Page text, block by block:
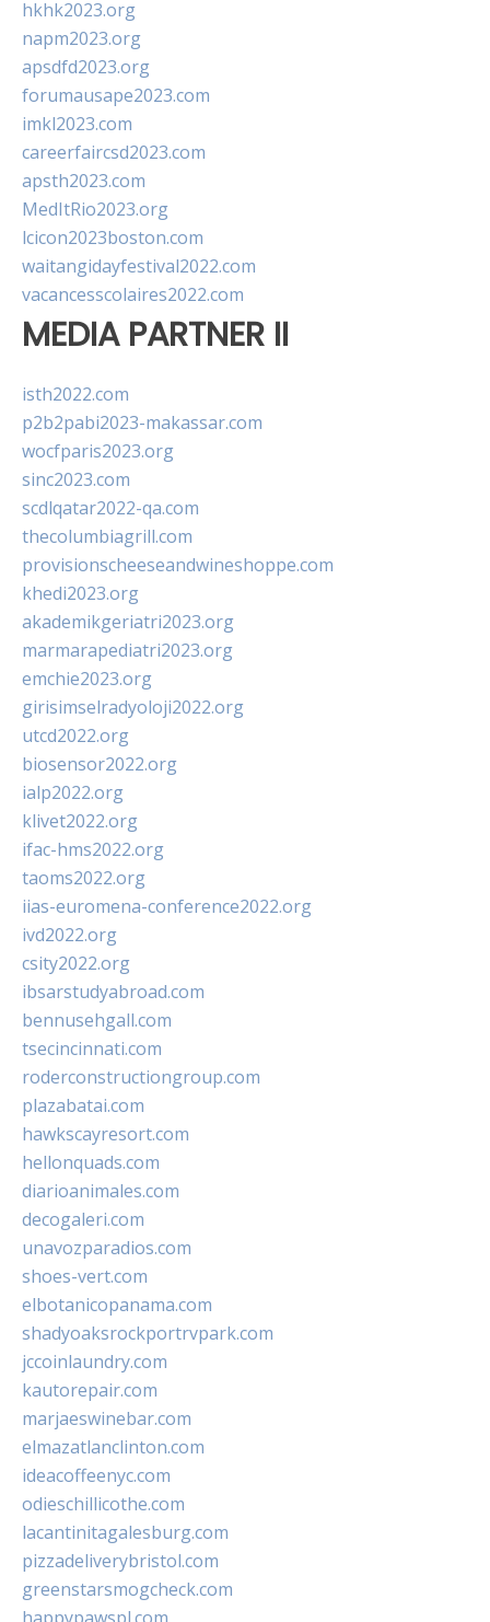
hkhk2023.org
napm2023.org
apsdfd2023.org
forumausape2023.com
imkl2023.com
careerfaircsd2023.com
apsth2023.com
MedItRio2023.org
lcicon2023boston.com
waitangidayfestival2022.com
vacancesscolaires2022.com
MEDIA PARTNER II
isth2022.com
p2b2pabi2023-makassar.com
wocfparis2023.org
sinc2023.com
scdlqatar2022-qa.com
thecolumbiagrill.com
provisionscheeseandwineshoppe.com
khedi2023.org
akademikgeriatri2023.org
marmarapediatri2023.org
emchie2023.org
girisimselradyoloji2022.org
utcd2022.org
biosensor2022.org
ialp2022.org
klivet2022.org
ifac-hms2022.org
taoms2022.org
iias-euromena-conference2022.org
ivd2022.org
csity2022.org
ibsarstudyabroad.com
bennusehgall.com
tsecincinnati.com
roderconstructiongroup.com
plazabatai.com
hawkscayresort.com
hellonquads.com
diarioanimales.com
decogaleri.com
unavozparadios.com
shoes-vert.com
elbotanicopanama.com
shadyoaksrockportrvpark.com
jccoinlaundry.com
kautorepair.com
marjaeswinebar.com
elmazatlanclinton.com
ideacoffeenyc.com
odieschillicothe.com
lacantinitagalesburg.com
pizzadeliverybristol.com
greenstarsmogcheck.com